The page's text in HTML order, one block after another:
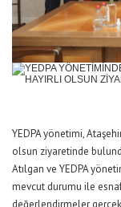
YEDPA yönetimi,
olsun ziyaretinde
Atılgan ve YEDPA
mevcut durumu ile